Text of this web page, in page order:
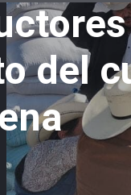
del